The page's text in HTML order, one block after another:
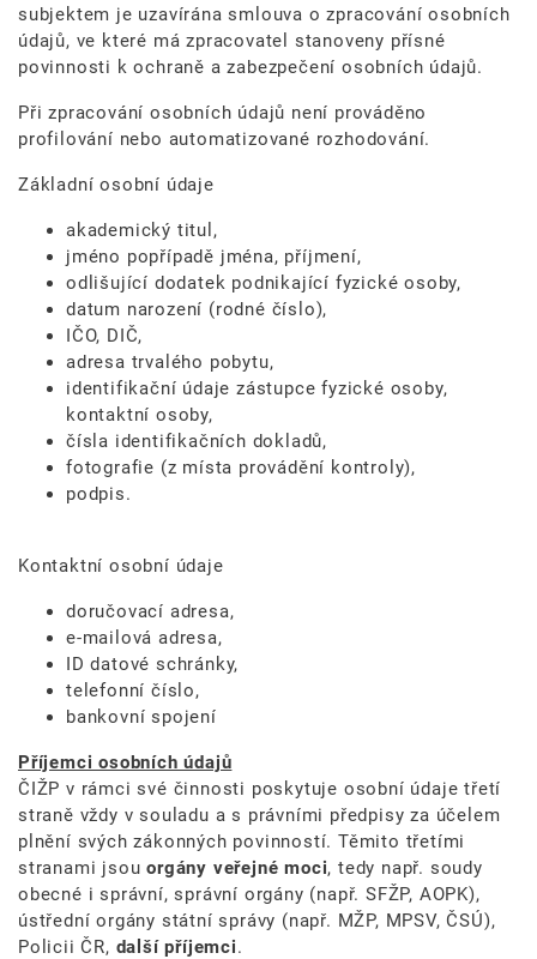
subjektem je uzavírána smlouva o zpracování osobních
údajů, ve které má zpracovatel stanoveny přísné
povinnosti k ochraně a zabezpečení osobních údajů.
Při zpracování osobních údajů není prováděno
profilování nebo automatizované rozhodování.
Základní osobní údaje
akademický titul,
jméno popřípadě jména, příjmení,
odlišující dodatek podnikající fyzické osoby,
datum narození (rodné číslo),
IČO, DIČ,
adresa trvalého pobytu,
identifikační údaje zástupce fyzické osoby,
kontaktní osoby,
čísla identifikačních dokladů,
fotografie (z místa provádění kontroly),
podpis.
Kontaktní osobní údaje
doručovací adresa,
e-mailová adresa,
ID datové schránky,
telefonní číslo,
bankovní spojení
Příjemci osobních údajů
ČIŽP v rámci své činnosti poskytuje osobní údaje třetí
straně vždy v souladu a s právními předpisy za účelem
plnění svých zákonných povinností. Těmito třetími
stranami jsouorgány veřejné moci, tedy např. soudy
obecné i správní, správní orgány (např. SFŽP, AOPK),
ústřední orgány státní správy (např. MŽP, MPSV, ČSÚ),
Policii ČR, další příjemci.